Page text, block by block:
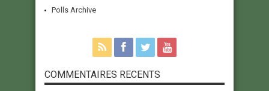
Polls Archive
COMMENTAIRES RECENTS